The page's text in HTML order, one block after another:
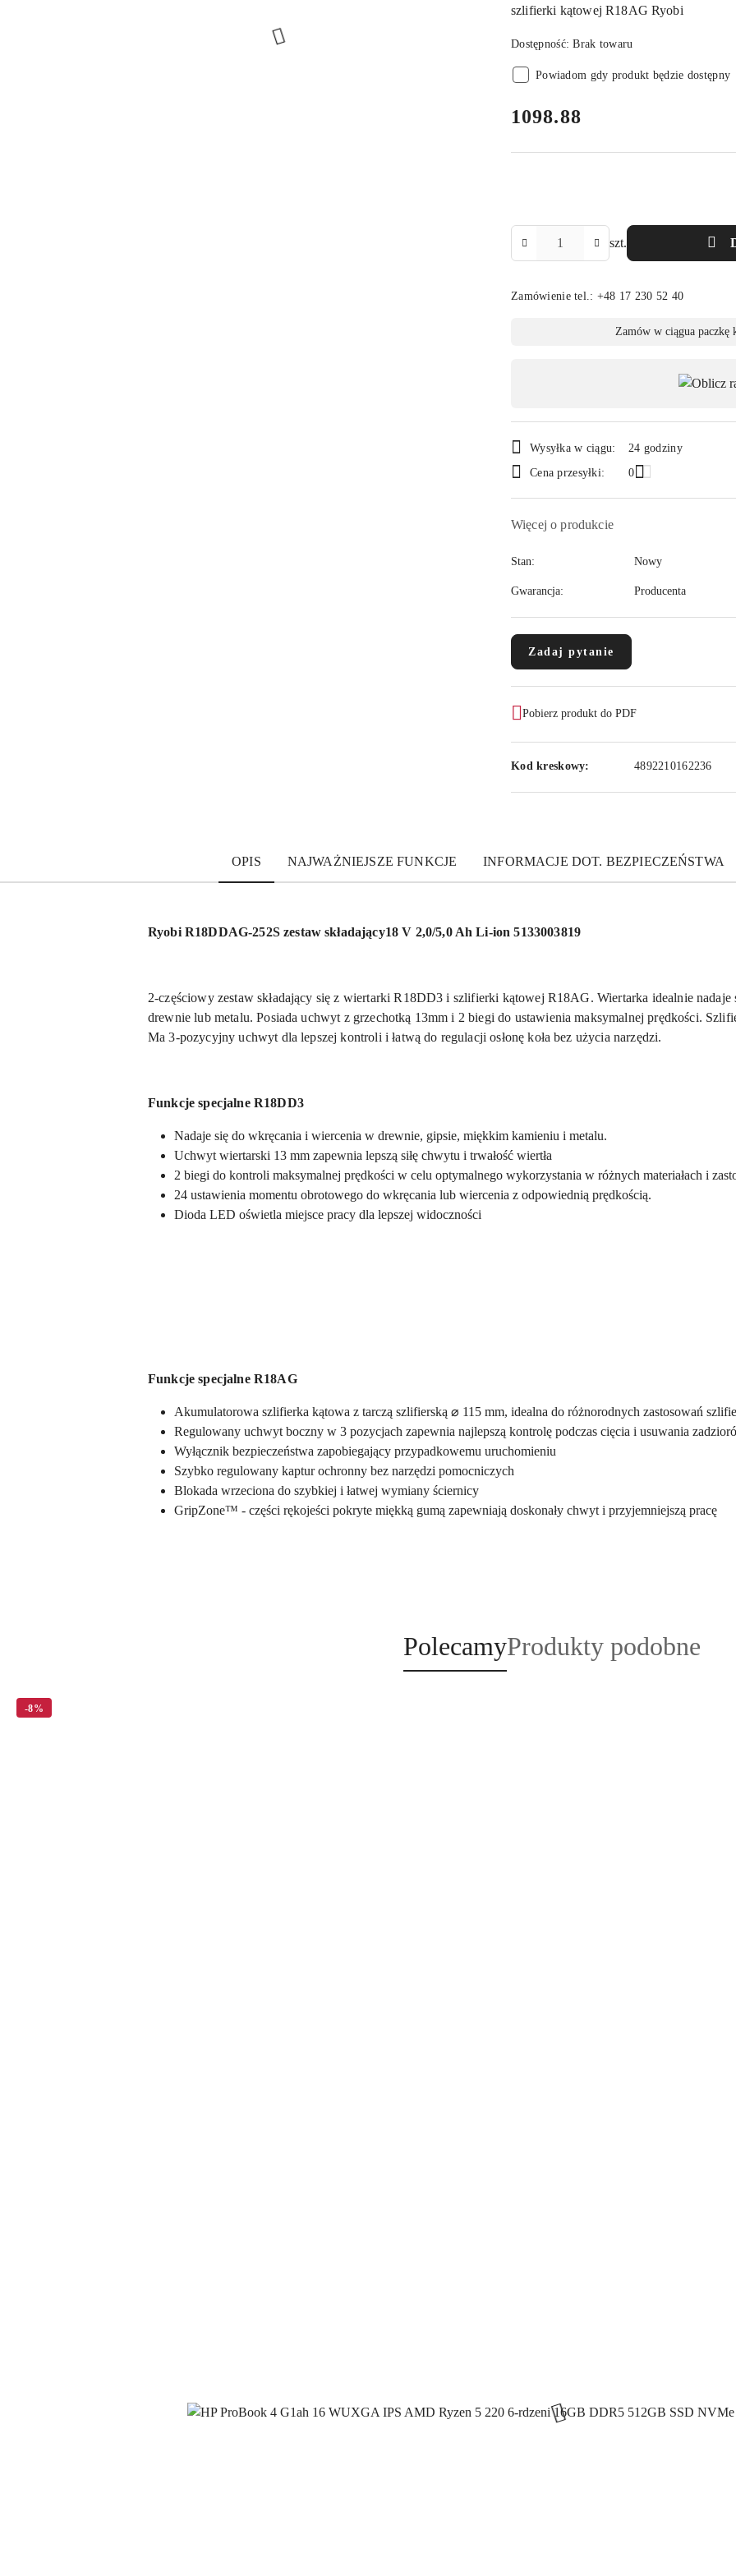
szlifierki kątowej R18AG Ryobi
Dostępność:Brak towaru
Powiadom gdy produkt będzie dostępny
cena:
1098.88
szt.
Zamówienie tel.: +48 17 230 52 40
Dostępność
dostawa
Zamów w ciągua paczkę
Wysyłka w ciągu:
24 godziny
Cena przesyłki:
0
Więcej o produkcie
Stan: Nowy
Gwarancja: Producenta
Zadaj pytanie
Pobierz produkt do PDF
Kod kreskowy: 4892210162236
OPIS NAJWAŻNIEJSZE FUNKCJE INFORMACJE DOT. BEZPIECZEŃSTWA
Ryobi R18DDAG-252S zestaw składający18 V 2,0/5,0 Ah Li-ion 5133003819
2-częściowy zestaw składający się z wiertarki R18DD3 i szlifierki kątowej R18AG. Wiertarka idealnie
drewnie lub metalu. Posiada uchwyt z grzechotką 13mm i 2 biegi do ustawienia maksymalnej prędkości.
Ma 3-pozycyjny uchwyt dla lepszej kontroli i łatwą do regulacji osłonę koła bez użycia narzędzi.
Funkcje specjalne R18DD3
Nadaje się do wkręcania i wiercenia w drewnie, gipsie, miękkim kamieniu i metalu.
Uchwyt wiertarski 13 mm zapewnia lepszą siłę chwytu i trwałość wiertła
2 biegi do kontroli maksymalnej prędkości w celu optymalnego wykorzystania w różnych materiałach i
24 ustawienia momentu obrotowego do wkręcania lub wiercenia z odpowiednią prędkością.
Dioda LED oświetla miejsce pracy dla lepszej widoczności
Funkcje specjalne R18AG
Akumulatorowa szlifierka kątowa z tarczą szlifierską ⌀ 115 mm, idealna do różnorodnych zastosowań
Regulowany uchwyt boczny w 3 pozycjach zapewnia najlepszą kontrolę podczas cięcia i usuwania
Wyłącznik bezpieczeństwa zapobiegający przypadkowemu uruchomieniu
Szybko regulowany kaptur ochronny bez narzędzi pomocniczych
Blokada wrzeciona do szybkiej i łatwej wymiany ściernicy
GripZone™ - części rękojeści pokryte miękką gumą zapewniają doskonały chwyt i przyjemniejszą pracę
Produkty
o
PolecamyProdukty
o
Produkty podobne
-8%